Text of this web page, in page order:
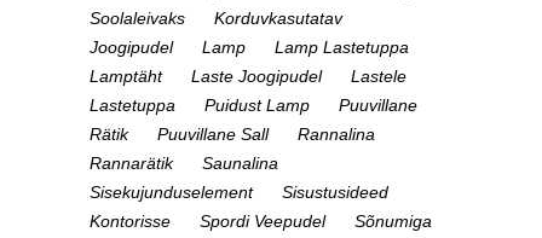
Soolaleivaks
Korduvkasutatav
Joogipudel
Lamp
Lamp Lastetuppa
Lamptäht
Laste Joogipudel
Lastele
Lastetuppa
Puidust Lamp
Puuvillane
Rätik
Puuvillane Sall
Rannalina
Rannarätik
Saunalina
Sisekujunduselement
Sisustusideed
Kontorisse
Spordi Veepudel
Sõnumiga